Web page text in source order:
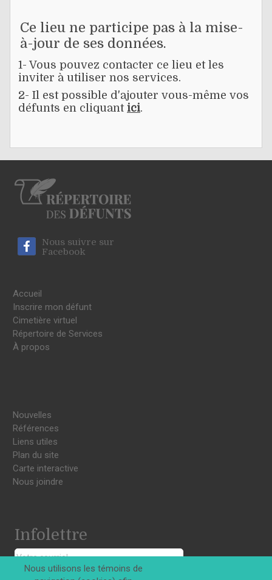
Ce lieu ne participe pas à la mise-
à-jour de ses données.
1- Vous pouvez contacter ce lieu et les
inviter à utiliser nos services.
2- Il est possible d'ajouter vous-même vos
défunts en cliquant ici.
Nous suivre sur
Facebook
Accueil
Inscrire mon défunt
Cimetière virtuel
Répertoire de Services
À propos
Nouvelles
Références
Liens utiles
Plan du site
Carte interactive
Nous joindre
Infolettre
Nous utilisons les témoins de